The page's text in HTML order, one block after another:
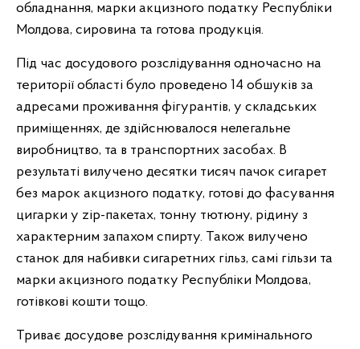
обладнання, марки акцизного податку Республіки
Молдова, сировина та готова продукція.
Під час досудового розслідування одночасно на
території області було проведено 14 обшуків за
адресами проживання фігурантів, у складських
приміщеннях, де здійснювалося нелегальне
виробництво, та в транспортних засобах. В
результаті вилучено десятки тисяч пачок сигарет
без марок акцизного податку, готові до фасування
цигарки у zip-пакетах, тонну тютюну, рідину з
характерним запахом спирту. Також вилучено
станок для набивки сигаретних гільз, самі гільзи та
марки акцизного податку Республіки Молдова,
готівкові кошти тощо.
Триває досудове розслідування кримінального